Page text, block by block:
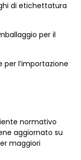
di etichettatura
per il
l’importazione
normativo
aggiornato su
maggiori